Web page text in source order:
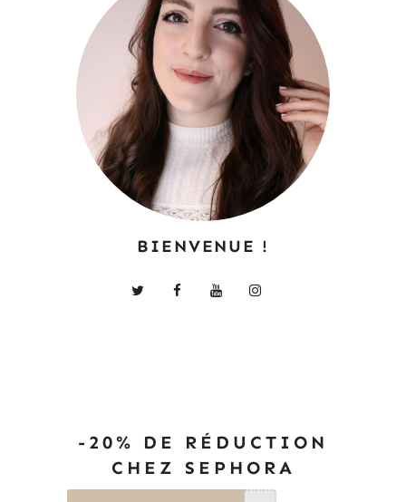
BIENVENUE !
-20% DE RÉDUCTION
CHEZ SEPHORA